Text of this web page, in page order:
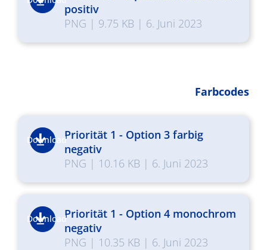
positiv
PNG | 9.75 KB | 6. Juni 2023
Farbcodes
DownloadPriorität 1 - Option 3 farbig
negativ
PNG | 10.16 KB | 6. Juni 2023
DownloadPriorität 1 - Option 4 monochrom
negativ
PNG | 10.35 KB | 6. Juni 2023